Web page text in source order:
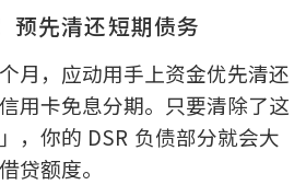
预先清还短期债务
月，应动用手上资金优先清还
用卡免息分期。只要清除了这
，你的 DSR 负债部分就会大
贷额度。